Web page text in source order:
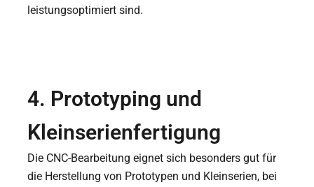
leistungsoptimiert sind.
4. Prototyping und
Kleinserienfertigung
Die CNC-Bearbeitung eignet sich besonders gut für
die Herstellung von Prototypen und Kleinserien, bei